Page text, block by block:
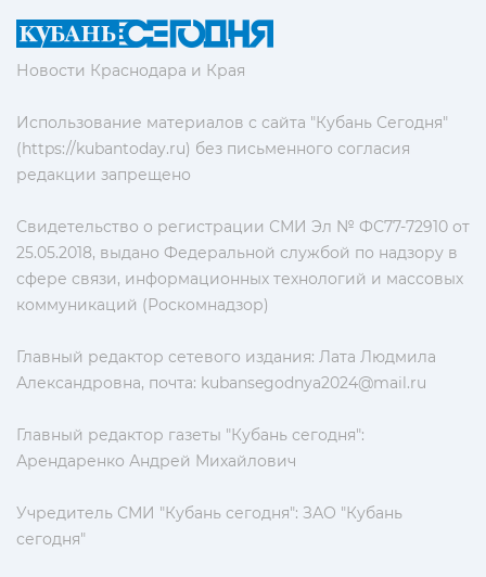
Новости Краснодара и Края
Использование материалов с сайта "Кубань Сегодня"
(https://kubantoday.ru) без письменного согласия
редакции запрещено
Свидетельство о регистрации СМИ Эл № ФС77-72910 от
25.05.2018, выдано Федеральной службой по надзору в
сфере связи, информационных технологий и массовых
коммуникаций (Роскомнадзор)
Главный редактор сетевого издания: Лата Людмила
Александровна, почта: kubansegodnya2024@mail.ru
Главный редактор газеты "Кубань сегодня":
Арендаренко Андрей Михайлович
Учредитель СМИ "Кубань сегодня": ЗАО "Кубань
сегодня"